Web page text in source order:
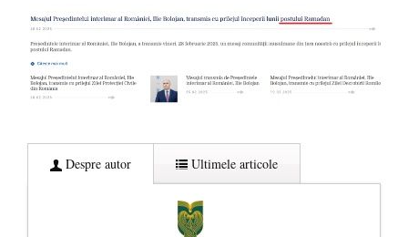
Despre autor Ultimele articole